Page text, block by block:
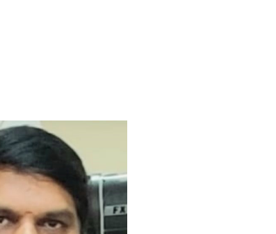
Founder Donor, Chikkballapur, Karnataka